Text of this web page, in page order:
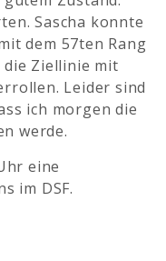
Sascha konnte
dem 57ten Rang
die Ziellinie mit
Leider sind
ich morgen die
werde.
eine
im DSF.